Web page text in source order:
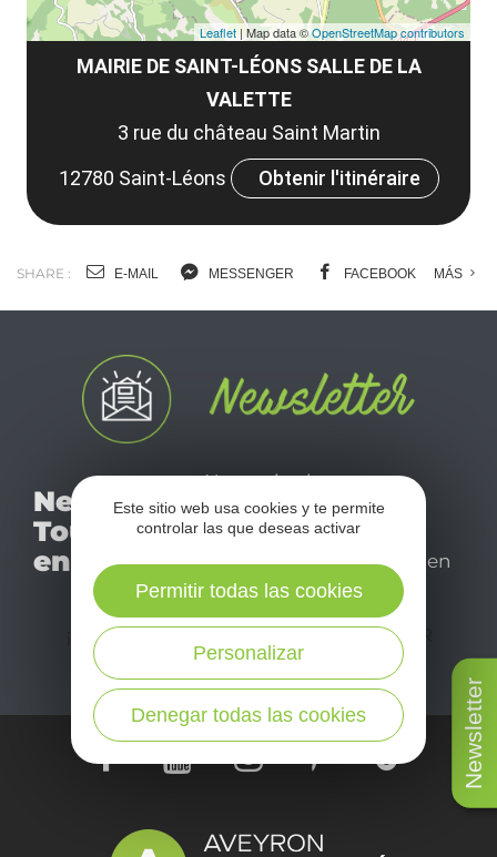
Newsletter
MAIRIE DE SAINT-LÉONS SALLE DE LA
VALETTE
3 rue du château Saint Martin
12780 Saint-Léons
Obtenir l'itinéraire
Leaflet | Map data ©OpenStreetMap contributors
SHARE : E-MAIL MESSENGER FACEBOOK MÁS
Newsletter
Tourismo
en Aveyron
No se pierda nuestro
mensual newsletter y
déjese inspirar para
disfrutar de su estancia en
el Aveyron.
¡SUSCRÍBASE A NUESTRO NEWSLETTER
AQUÍ!
Este sitio web usa cookies y te permite
controlar las que deseas activar
Denegar todas las cookies
Personalizar
Permitir todas las cookies